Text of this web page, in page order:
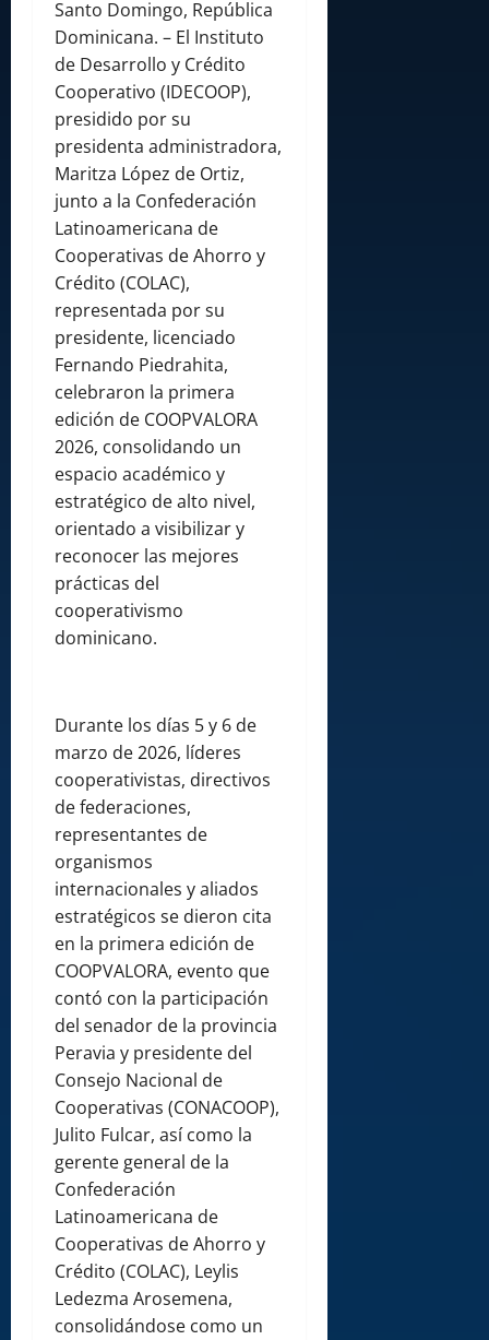
Santo Domingo, República
Dominicana. – El Instituto
de Desarrollo y Crédito
Cooperativo (IDECOOP),
presidido por su
presidenta administradora,
Maritza López de Ortiz,
junto a la Confederación
Latinoamericana de
Cooperativas de Ahorro y
Crédito (COLAC),
representada por su
presidente, licenciado
Fernando Piedrahita,
celebraron la primera
edición de COOPVALORA
2026, consolidando un
espacio académico y
estratégico de alto nivel,
orientado a visibilizar y
reconocer las mejores
prácticas del
cooperativismo
dominicano.
Durante los días 5 y 6 de
marzo de 2026, líderes
cooperativistas, directivos
de federaciones,
representantes de
organismos
internacionales y aliados
estratégicos se dieron cita
en la primera edición de
COOPVALORA, evento que
contó con la participación
del senador de la provincia
Peravia y presidente del
Consejo Nacional de
Cooperativas (CONACOOP),
Julito Fulcar, así como la
gerente general de la
Confederación
Latinoamericana de
Cooperativas de Ahorro y
Crédito (COLAC), Leylis
Ledezma Arosemena,
consolidándose como un